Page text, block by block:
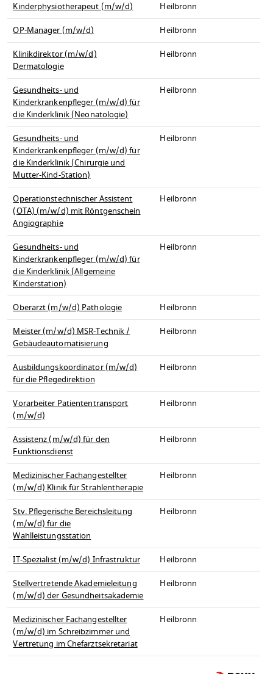
Kinderphysiotherapeut (m/w/d)
Heilbronn
OP-Manager (m/w/d)
Heilbronn
Klinikdirektor (m/w/d)
Dermatologie
Heilbronn
Gesundheits- und
Kinderkrankenpfleger (m/w/d) für
die Kinderklinik (Neonatologie)
Heilbronn
Gesundheits- und
Kinderkrankenpfleger (m/w/d) für
die Kinderklinik (Chirurgie und
Mutter-Kind-Station)
Heilbronn
Operationstechnischer Assistent
(OTA) (m/w/d) mit Röntgenschein
Angiographie
Heilbronn
Gesundheits- und
Kinderkrankenpfleger (m/w/d) für
die Kinderklinik (Allgemeine
Kinderstation)
Heilbronn
Oberarzt (m/w/d) Pathologie
Heilbronn
Meister (m/w/d) MSR-Technik /
Gebäudeautomatisierung
Heilbronn
Ausbildungskoordinator (m/w/d)
für die Pflegedirektion
Heilbronn
Vorarbeiter Patiententransport
(m/w/d)
Heilbronn
Assistenz (m/w/d) für den
Funktionsdienst
Heilbronn
Medizinischer Fachangestellter
(m/w/d) Klinik für Strahlentherapie
Heilbronn
Stv. Pflegerische Bereichsleitung
(m/w/d) für die
Wahlleistungsstation
Heilbronn
IT-Spezialist (m/w/d) Infrastruktur
Heilbronn
Stellvertretende Akademieleitung
(m/w/d) der Gesundheitsakademie
Heilbronn
Medizinischer Fachangestellter
(m/w/d) im Schreibzimmer und
Vertretung im Chefarztsekretariat
Heilbronn